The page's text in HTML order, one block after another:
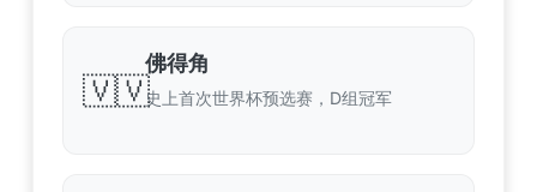
🇻🇻
佛得角
史上首次世界杯预选赛，D组冠军